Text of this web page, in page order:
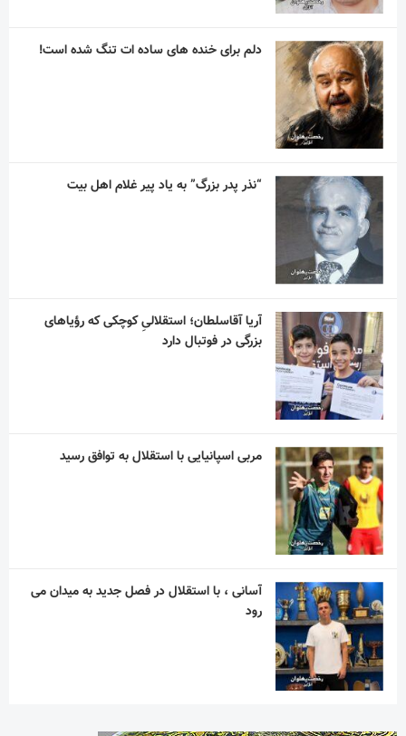
دلم برای خنده های ساده ات تنگ شده است!
“نذر پدر بزرگ” به یاد پیر غلام اهل بیت
آریا آقاسلطان؛ استقلالیِ کوچکی که رؤیاهای
بزرگی در فوتبال دارد
مربی اسپانیایی با استقلال به توافق رسید
آسانی ، با استقلال در فصل جدید به میدان می
رود